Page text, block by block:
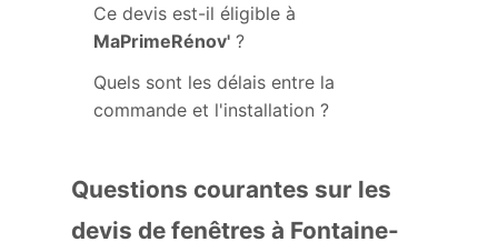
Ce devis est-il éligible à
MaPrimeRénov' ?
Quels sont les délais entre la
commande et l'installation ?
Questions courantes sur les
devis de fenêtres à Fontaine-